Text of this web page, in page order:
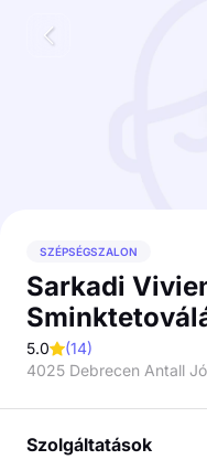
SZÉPSÉGSZALON
Sarkadi
5.0 (14)
4025 Debrecen Antall
Szolgáltatások